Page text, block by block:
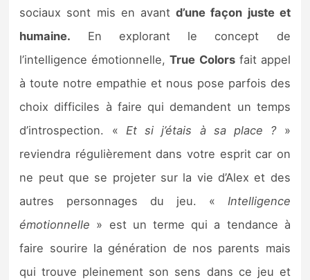
sociaux sont mis en avantd’une façon juste et
humaine. En explorant le concept de
l’intelligence émotionnelle,True Colorsfait appel
à toute notre empathie et nous pose parfois des
choix difficiles à faire qui demandent un temps
d’introspection. « Et si j’étais à sa place ?»
reviendra régulièrement dans votre esprit car on
ne peut que se projeter sur la vie d’Alex et des
autres personnages du jeu. « Intelligence
émotionnelle » est un terme qui a tendance à
faire sourire la génération de nos parents mais
qui trouve pleinement son sens dans ce jeu et